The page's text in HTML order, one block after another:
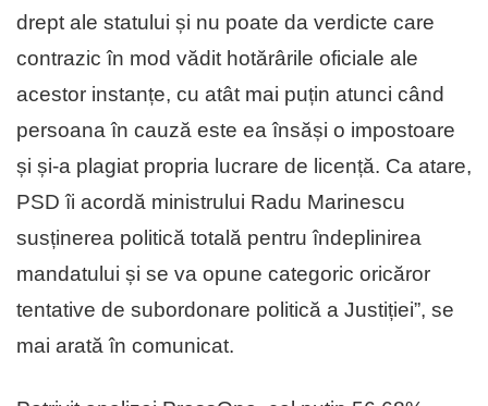
drept ale statului și nu poate da verdicte care
contrazic în mod vădit hotărârile oficiale ale
acestor instanțe, cu atât mai puțin atunci când
persoana în cauză este ea însăși o impostoare
și și-a plagiat propria lucrare de licență. Ca atare,
PSD îi acordă ministrului Radu Marinescu
susținerea politică totală pentru îndeplinirea
mandatului și se va opune categoric oricăror
tentative de subordonare politică a Justiției”, se
mai arată în comunicat.